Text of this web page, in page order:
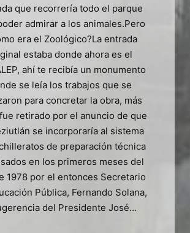
que recorrería todo el parque
admirar a los animales.Pero
era el Zoológico?La entrada
estaba donde ahora es el
ahí te recibía un monumento
se leía los trabajos que se
para concretar la obra, más
retirado por el anuncio de que
se incorporaría al sistema
de preparación técnica
en los primeros meses del
1978 por el entonces Secretario
Pública, Fernando Solana,
del Presidente José…